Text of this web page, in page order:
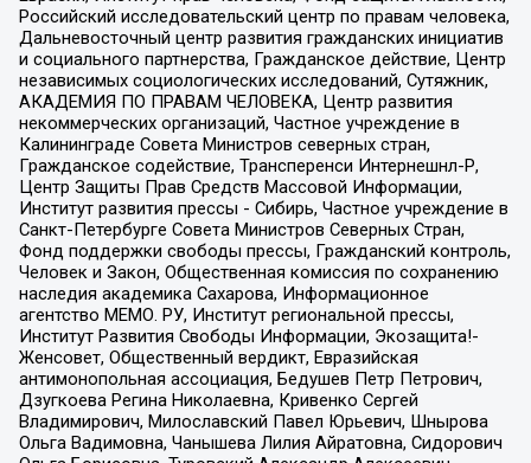
Российский исследовательский центр по правам человека,
Дальневосточный центр развития гражданских инициатив
и социального партнерства, Гражданское действие, Центр
независимых социологических исследований, Сутяжник,
АКАДЕМИЯ ПО ПРАВАМ ЧЕЛОВЕКА, Центр развития
некоммерческих организаций, Частное учреждение в
Калининграде Совета Министров северных стран,
Гражданское содействие, Трансперенси Интернешнл-Р,
Центр Защиты Прав Средств Массовой Информации,
Институт развития прессы - Сибирь, Частное учреждение в
Санкт-Петербурге Совета Министров Северных Стран,
Фонд поддержки свободы прессы, Гражданский контроль,
Человек и Закон, Общественная комиссия по сохранению
наследия академика Сахарова, Информационное
агентство МЕМО. РУ, Институт региональной прессы,
Институт Развития Свободы Информации, Экозащита!-
Женсовет, Общественный вердикт, Евразийская
антимонопольная ассоциация, Бедушев Петр Петрович,
Дзугкоева Регина Николаевна, Кривенко Сергей
Владимирович, Милославский Павел Юрьевич, Шнырова
Ольга Вадимовна, Чанышева Лилия Айратовна, Сидорович